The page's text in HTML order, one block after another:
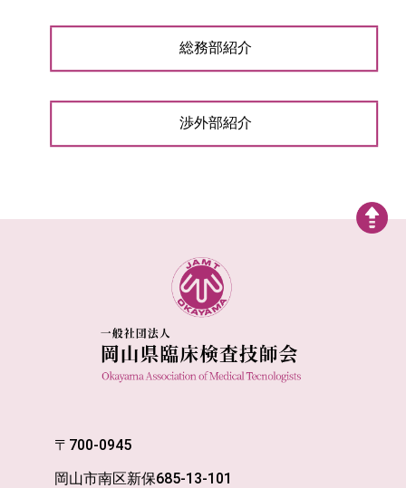
総務部紹介
渉外部紹介
〒700-0945
岡山市南区新保685-13-101